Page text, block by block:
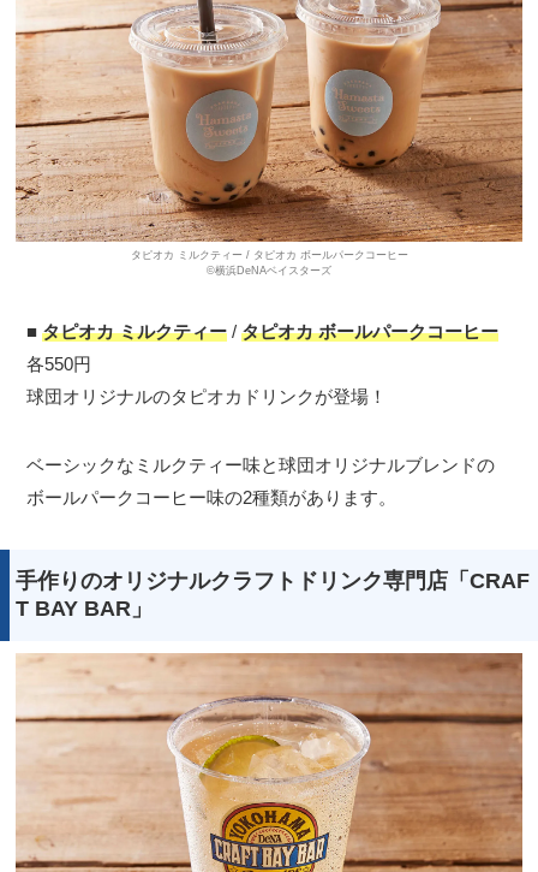
タピオカ ミルクティー / タピオカ ボールパークコーヒー
©横浜DeNAベイスターズ
■タピオカ ミルクティー /タピオカ ボールパークコーヒー
各550円
球団オリジナルのタピオカドリンクが登場！
ベーシックなミルクティー味と球団オリジナルブレンドの
ボールパークコーヒー味の2種類があります。
手作りのオリジナルクラフトドリンク専門店「CRAF
T BAY BAR」